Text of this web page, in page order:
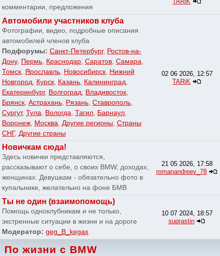
комментарии, предложения
Автомобили участников клуба
Фотографии, видео, подробные описания
автомобилей членов клуба
Подфорумы: Санкт-Петербург, Ростов-на-
Дону, Пермь, Краснодар, Саратов, Самара,
Томск, Ярославль, Новосибирск, Нижний
Новгород, Курск, Казань, Калининград,
Екатеринбург, Волгоград, Владивосток,
Брянск, Астрахань, Рязань, Ставрополь,
Сургут, Тула, Вологда, Тагил, Барнаул,
Воронеж, Москва, Другие регионы, Страны
СНГ, Другие страны
02 06 2026, 12:57
TARiK
Новичкам сюда!
Здесь новички представляются,
рассказывают о себе, о своих BMW, доходах,
женщинах. Девушкам - обязательно фото в
купальнике, желательно на фоне БМВ
21 05 2026, 17:58
romanandreev_78
Ты не один (взаимопомощь)
Помощь одноклубникам и не только,
экстренные ситуации в жизни и на дороге
Модератор: geg_B_kegax
10 07 2024, 18:57
suprastin
По жизни с BMW